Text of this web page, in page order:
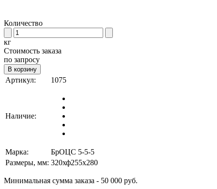
Количество
кг
Стоимость заказа
по запросу
В корзину
Артикул: 1075
Наличие:
Марка:
БрОЦС 5-5-5
Размеры, мм: 320хф255х280
Минимальная сумма заказа - 50 000 руб.